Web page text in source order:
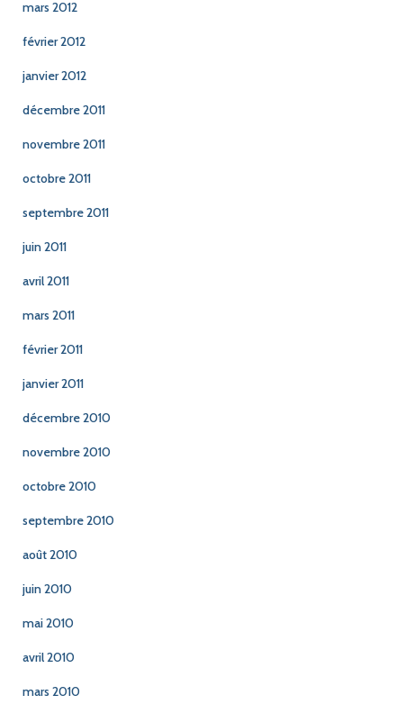
mars 2012
février 2012
janvier 2012
décembre 2011
novembre 2011
octobre 2011
septembre 2011
juin 2011
avril 2011
mars 2011
février 2011
janvier 2011
décembre 2010
novembre 2010
octobre 2010
septembre 2010
août 2010
juin 2010
mai 2010
avril 2010
mars 2010